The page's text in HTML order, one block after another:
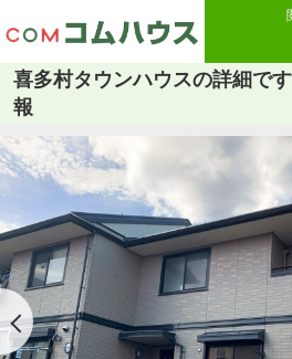
喜多村タウンハウスの詳細で
報